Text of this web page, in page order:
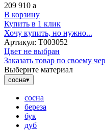
209 910 a
В корзину
Купить в 1 клик
Хочу купить, но нужно...
Артикул: Т003052
Цвет не выбран
Заказать товар по своему
Выберите материал
сосна▾
сосна
береза
бук
дуб